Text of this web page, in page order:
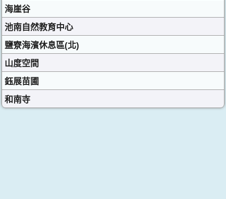
海崖谷
池南自然教育中心
鹽寮海濱休息區(北)
山度空間
鈺展苗圃
和南寺